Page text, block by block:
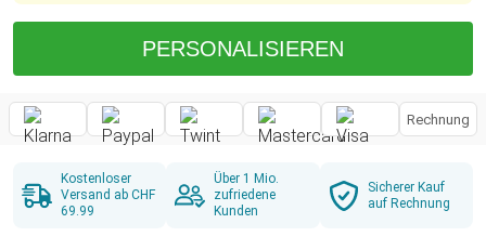
PERSONALISIEREN
Rechnung
Kostenloser
Versand ab CHF
69.99
Über 1 Mio.
zufriedene
Kunden
Sicherer Kauf
auf Rechnung